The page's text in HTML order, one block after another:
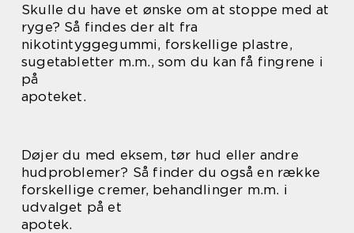
Skulle du have et ønske om at stoppe med at
ryge? Så findes der alt fra
nikotintyggegummi, forskellige plastre,
sugetabletter m.m., som du kan få fingrene i
på
apoteket.
Døjer du med eksem, tør hud eller andre
hudproblemer? Så finder du også en række
forskellige cremer, behandlinger m.m. i
udvalget på et
apotek.